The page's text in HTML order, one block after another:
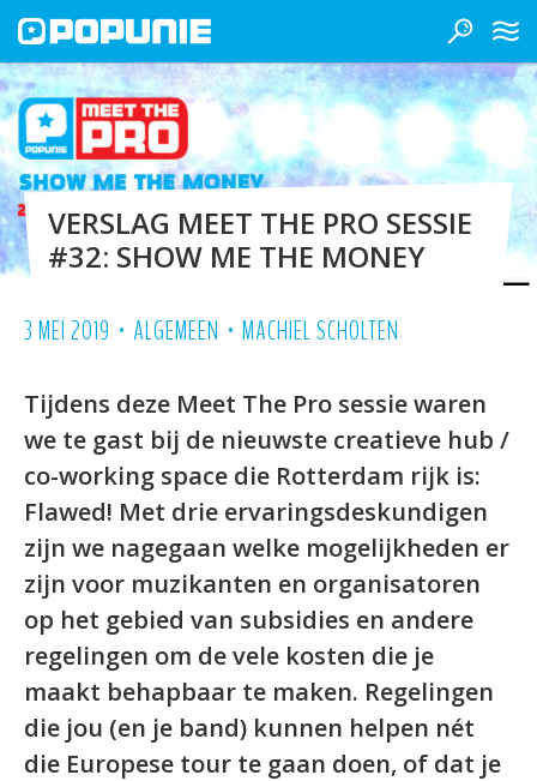
VERSLAG MEET THE PRO SESSIE
#32: SHOW ME THE MONEY
3 MEI 2019 • ALGEMEEN • MACHIEL SCHOLTEN
Tijdens deze Meet The Pro sessie waren
we te gast bij de nieuwste creatieve hub /
co-working space die Rotterdam rijk is:
Flawed! Met drie ervaringsdeskundigen
zijn we nagegaan welke mogelijkheden er
zijn voor muzikanten en organisatoren
op het gebied van subsidies en andere
regelingen om de vele kosten die je
maakt behapbaar te maken. Regelingen
die jou (en je band) kunnen helpen nét
die Europese tour te gaan doen, of dat je